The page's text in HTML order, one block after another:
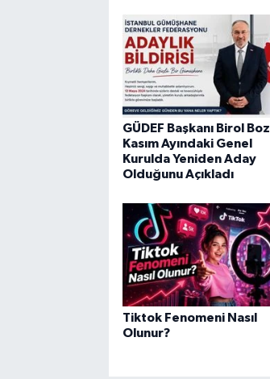
GÜDEF Başkanı Birol Boz
Kasım Ayındaki Genel
Kurulda Yeniden Aday
Olduğunu Açıkladı
Tiktok Fenomeni Nasıl
Olunur?